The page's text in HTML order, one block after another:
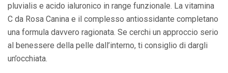
pluvialis e acido ialuronico in range funzionale. La vitamina
C da Rosa Canina e il complesso antiossidante completano
una formula davvero ragionata. Se cerchi un approccio serio
al benessere della pelle dall’interno, ti consiglio di dargli
un’occhiata.